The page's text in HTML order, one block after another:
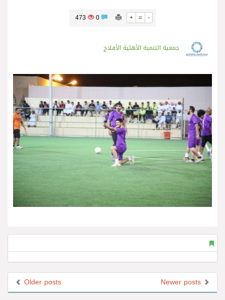
+ = -
473
جمعية التنمية الأهلية الأفلاج
Older posts